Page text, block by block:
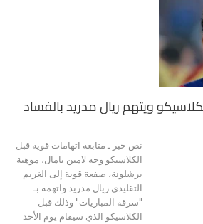
ويتهم ريال مدريد بالفساد
نص خبر ـ متابعة اتهامات قوية قبل
الكلاسيكو وجه لامين يامال، موهبة
برشلونة، صفعة قوية إلى الغريم
التقليدي ريال مدريد واتهمه بـ
"سرقة المباريات" وذلك قبل
الكلاسيكو الذي سيقام يوم الأحد